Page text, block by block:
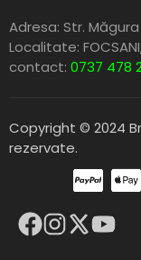
Adresa: Str.
Localitate:
contact: 0737 478
Copyright © 2024
rezervate.